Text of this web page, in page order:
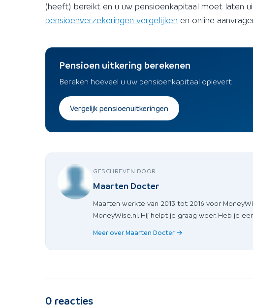
(heeft) bereikt en u uw pensioenkapitaal moet laten
pensioenverzekeringen vergelijken en online
Pensioen uitkering berekenen
Bereken hoeveel u uw pensioenkapitaal oplevert
Vergelijk pensioenuitkeringen
GESCHREVEN DOOR
Maarten Docter
Maarten werkte van 2013 tot 2016 voor
MoneyWise.nl. Hij helpt je graag weer. Heb je
Meer over Maarten Docter →
0 reacties